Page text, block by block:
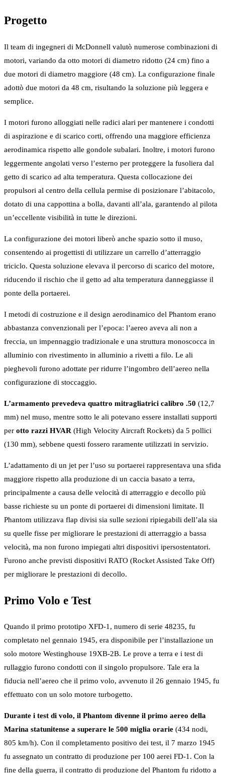
Progetto
Il team di ingegneri di McDonnell valutò numerose combinazioni di
motori, variando da otto motori di diametro ridotto (24 cm) fino a
due motori di diametro maggiore (48 cm). La configurazione finale
adottò due motori da 48 cm, risultando la soluzione più leggera e
semplice.
I motori furono alloggiati nelle radici alari per mantenere i condotti
di aspirazione e di scarico corti, offrendo una maggiore efficienza
aerodinamica rispetto alle gondole subalari. Inoltre, i motori furono
leggermente angolati verso l’esterno per proteggere la fusoliera dal
getto di scarico ad alta temperatura. Questa collocazione dei
propulsori al centro della cellula permise di posizionare l’abitacolo,
dotato di una cappottina a bolla, davanti all’ala, garantendo al pilota
un’eccellente visibilità in tutte le direzioni.
La configurazione dei motori liberò anche spazio sotto il muso,
consentendo ai progettisti di utilizzare un carrello d’atterraggio
triciclo. Questa soluzione elevava il percorso di scarico del motore,
riducendo il rischio che il getto ad alta temperatura danneggiasse il
ponte della portaerei.
I metodi di costruzione e il design aerodinamico del Phantom erano
abbastanza convenzionali per l’epoca: l’aereo aveva ali non a
freccia, un impennaggio tradizionale e una struttura monoscocca in
alluminio con rivestimento in alluminio a rivetti a filo. Le ali
pieghevoli furono adottate per ridurre l’ingombro dell’aereo nella
configurazione di stoccaggio.
L’armamento prevedeva quattro mitragliatrici calibro .50 (12,7
mm) nel muso, mentre sotto le ali potevano essere installati supporti
per otto razzi HVAR (High Velocity Aircraft Rockets) da 5 pollici
(130 mm), sebbene questi fossero raramente utilizzati in servizio.
L’adattamento di un jet per l’uso su portaerei rappresentava una sfida
maggiore rispetto alla produzione di un caccia basato a terra,
principalmente a causa delle velocità di atterraggio e decollo più
basse richieste su un ponte di portaerei di dimensioni limitate. Il
Phantom utilizzava flap divisi sia sulle sezioni ripiegabili dell’ala sia
su quelle fisse per migliorare le prestazioni di atterraggio a bassa
velocità, ma non furono impiegati altri dispositivi ipersostentatori.
Furono anche previsti dispositivi RATO (Rocket Assisted Take Off)
per migliorare le prestazioni di decollo.
Primo Volo e Test
Quando il primo prototipo XFD-1, numero di serie 48235, fu
completato nel gennaio 1945, era disponibile per l’installazione un
solo motore Westinghouse 19XB-2B. Le prove a terra e i test di
rullaggio furono condotti con il singolo propulsore. Tale era la
fiducia nell’aereo che il primo volo, avvenuto il 26 gennaio 1945, fu
effettuato con un solo motore turbogetto.
Durante i test di volo, il Phantom divenne il primo aereo della
Marina statunitense a superare le 500 miglia orarie (434 nodi,
805 km/h). Con il completamento positivo dei test, il 7 marzo 1945
fu assegnato un contratto di produzione per 100 aerei FD-1. Con la
fine della guerra, il contratto di produzione del Phantom fu ridotto a